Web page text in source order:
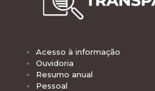
Acesso à informação
Ouvidoria
Resumo anual
Pessoal